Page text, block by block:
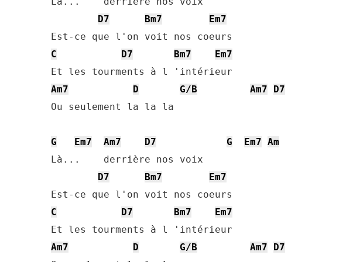
D7
Bm7
Em7
C
D7 Bm7
Em7
Am7
D G/B Am7
D7
Ou seulement la la la
G Em7 Am7 D7 G Em7 Am
Là...    derrière nos voix
D7
Bm7
Em7
C
D7 Bm7
Em7
Am7
D G/B Am7
D7